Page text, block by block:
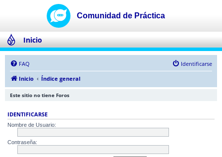
Inicio
FAQ
Identificarse
Inicio
Índice general
Este sitio no tiene Foros
IDENTIFICARSE
Nombre de Usuario:
Contraseña: